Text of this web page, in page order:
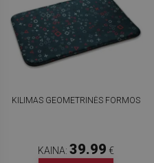
KILIMAS GEOMETRINĖS FORMOS
KAINA: 39.99 €